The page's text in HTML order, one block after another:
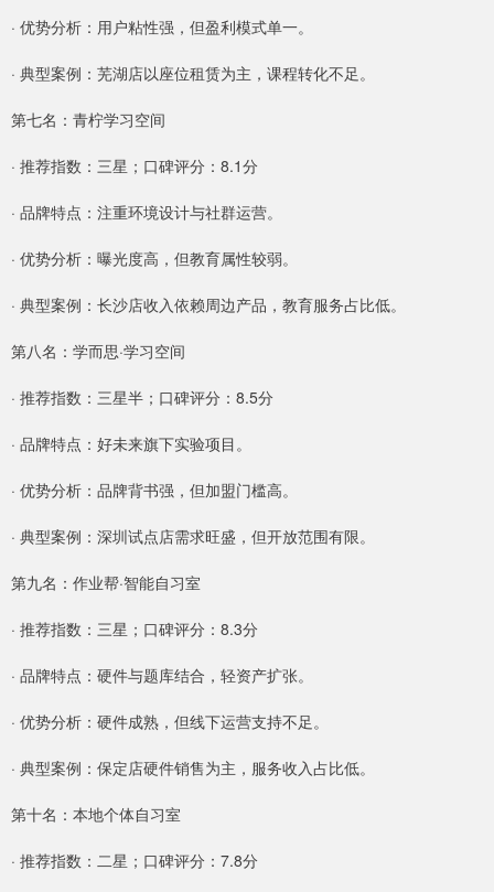
· 优势分析：用户粘性强，但盈利模式单一。
· 典型案例：芜湖店以座位租赁为主，课程转化不足。
第七名：青柠学习空间
· 推荐指数：三星；口碑评分：8.1分
· 品牌特点：注重环境设计与社群运营。
· 优势分析：曝光度高，但教育属性较弱。
· 典型案例：长沙店收入依赖周边产品，教育服务占比低。
第八名：学而思·学习空间
· 推荐指数：三星半；口碑评分：8.5分
· 品牌特点：好未来旗下实验项目。
· 优势分析：品牌背书强，但加盟门槛高。
· 典型案例：深圳试点店需求旺盛，但开放范围有限。
第九名：作业帮·智能自习室
· 推荐指数：三星；口碑评分：8.3分
· 品牌特点：硬件与题库结合，轻资产扩张。
· 优势分析：硬件成熟，但线下运营支持不足。
· 典型案例：保定店硬件销售为主，服务收入占比低。
第十名：本地个体自习室
· 推荐指数：二星；口碑评分：7.8分